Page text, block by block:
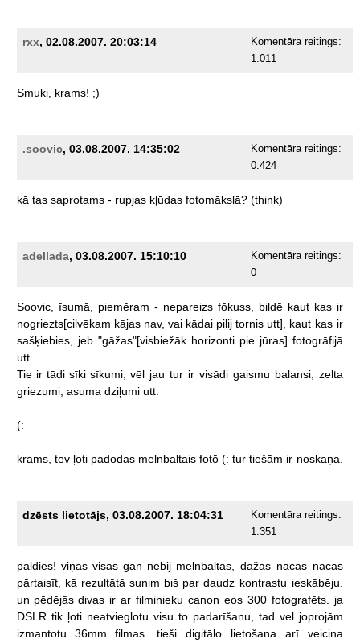
rxx, 02.08.2007. 20:03:14
Komentāra reitings:
1.011
Smuki, krams! ;)
.soovic, 03.08.2007. 14:35:02
Komentāra reitings:
0.424
kā tas saprotams - rupjas kļūdas fotomākslā? (think)
adellada, 03.08.2007. 15:10:10
Komentāra reitings:
0
Soovic, īsumā, piemēram - nepareizs fōkuss, bildē kaut kas ir
nogriezts[cilvēkam kājas nav, vai kādai pilij tornis utt], kaut kas ir
sašķiebies,
jeb "gāžas"[visbiežāk horizonti pie jūras] fotogrāfijā
utt.
Tie ir tādi sīki sīkumi, vēl jau tur ir visādi gaismu balansi,
zelta
griezumi, asuma dziļumi utt.
(:
krams, tev ļoti padodas melnbaltais fotō (: tur tiešām ir noskaņa.
dzēsts lietotājs, 03.08.2007. 18:04:31
Komentāra reitings:
1.351
paldies! viņas visas gan nebij melnbaltas, dažas nācās nācās
pārtaisīt,
kā rezultātā sunim biš par daudz kontrastu ieskābēju.
un pēdējās divas ir ar filminieku canon eos 300 fotografēts.
ja
DSLR tik ļoti neatvieglotu visu to padarīšanu, tad vel joprojām
izmantotu
36mm filmas. tieši digitālo lietošana arī
veicina